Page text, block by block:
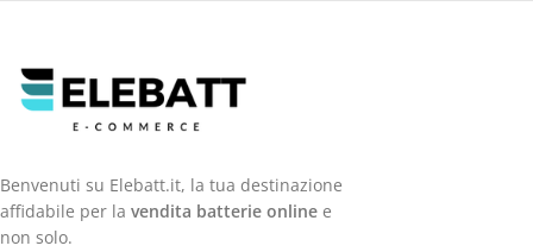
Benvenuti su Elebatt.it, la tua destinazione
affidabile per la vendita batterie online e
non solo.